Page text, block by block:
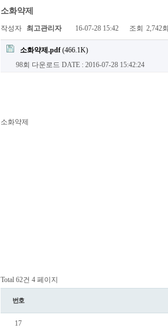
소화약제
작성자 최고관리자 16-07-28 15:42 조회 2,742회
소화약제.pdf(466.1K)
98회 다운로드 DATE : 2016-07-28 15:42:24
소화약제
Total 62건 4 페이지
번호
17